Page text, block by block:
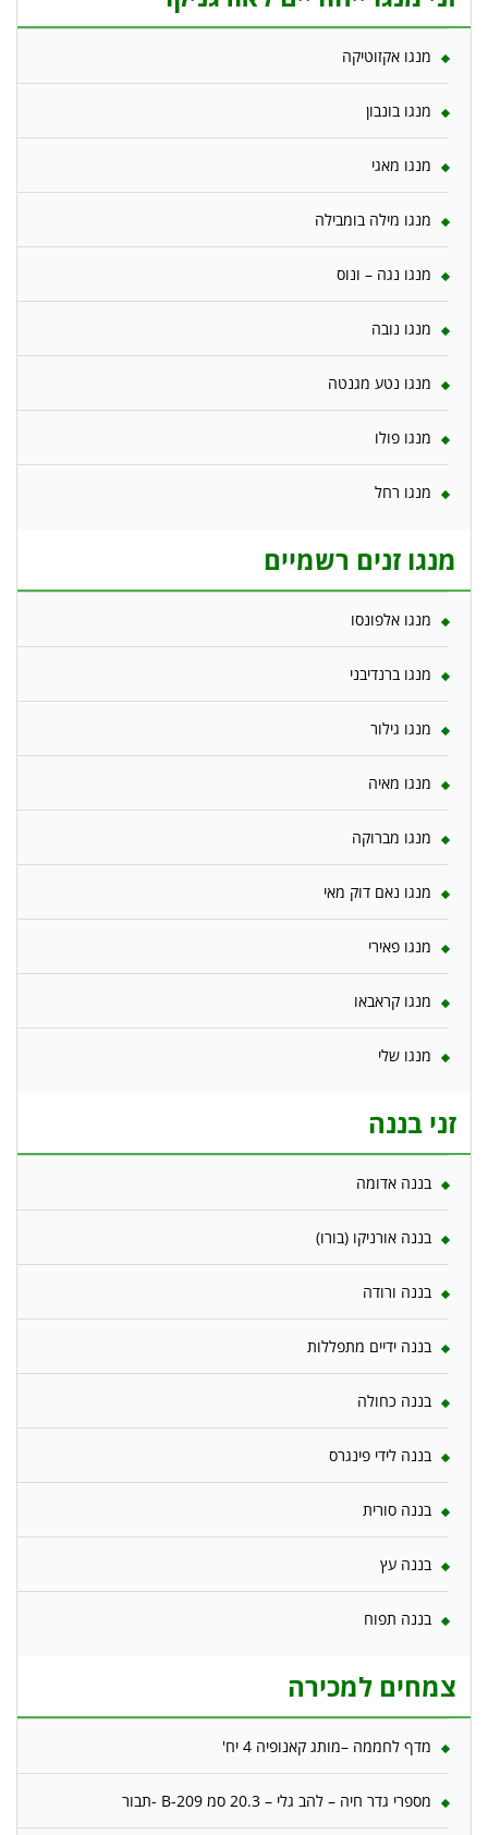
מנגו אקזוטיקה
מנגו בונבון
מנגו מאגי
מנגו מילה בומבילה
מנגו נגה – ונוס
מנגו נובה
מנגו נטע מגנטה
מנגו פולו
מנגו רחל
מנגו זנים רשמיים
מנגו אלפונסו
מנגו ברנדיבני
מנגו גילור
מנגו מאיה
מנגו מברוקה
מנגו נאם דוק מאי
מנגו פאירי
מנגו קראבאו
מנגו שלי
זני בננה
בננה אדומה
בננה אורניקו (בורו)
בננה ורודה
בננה ידיים מתפללות
בננה כחולה
בננה לידי פינגרס
בננה סורית
בננה עץ
בננה תפוח
צמחים למכירה
מדף לחממה –מותג קאנופיה 4 יח'
מספרי גדר חיה – להב גלי – 20.3 סמ B-209 -תבור